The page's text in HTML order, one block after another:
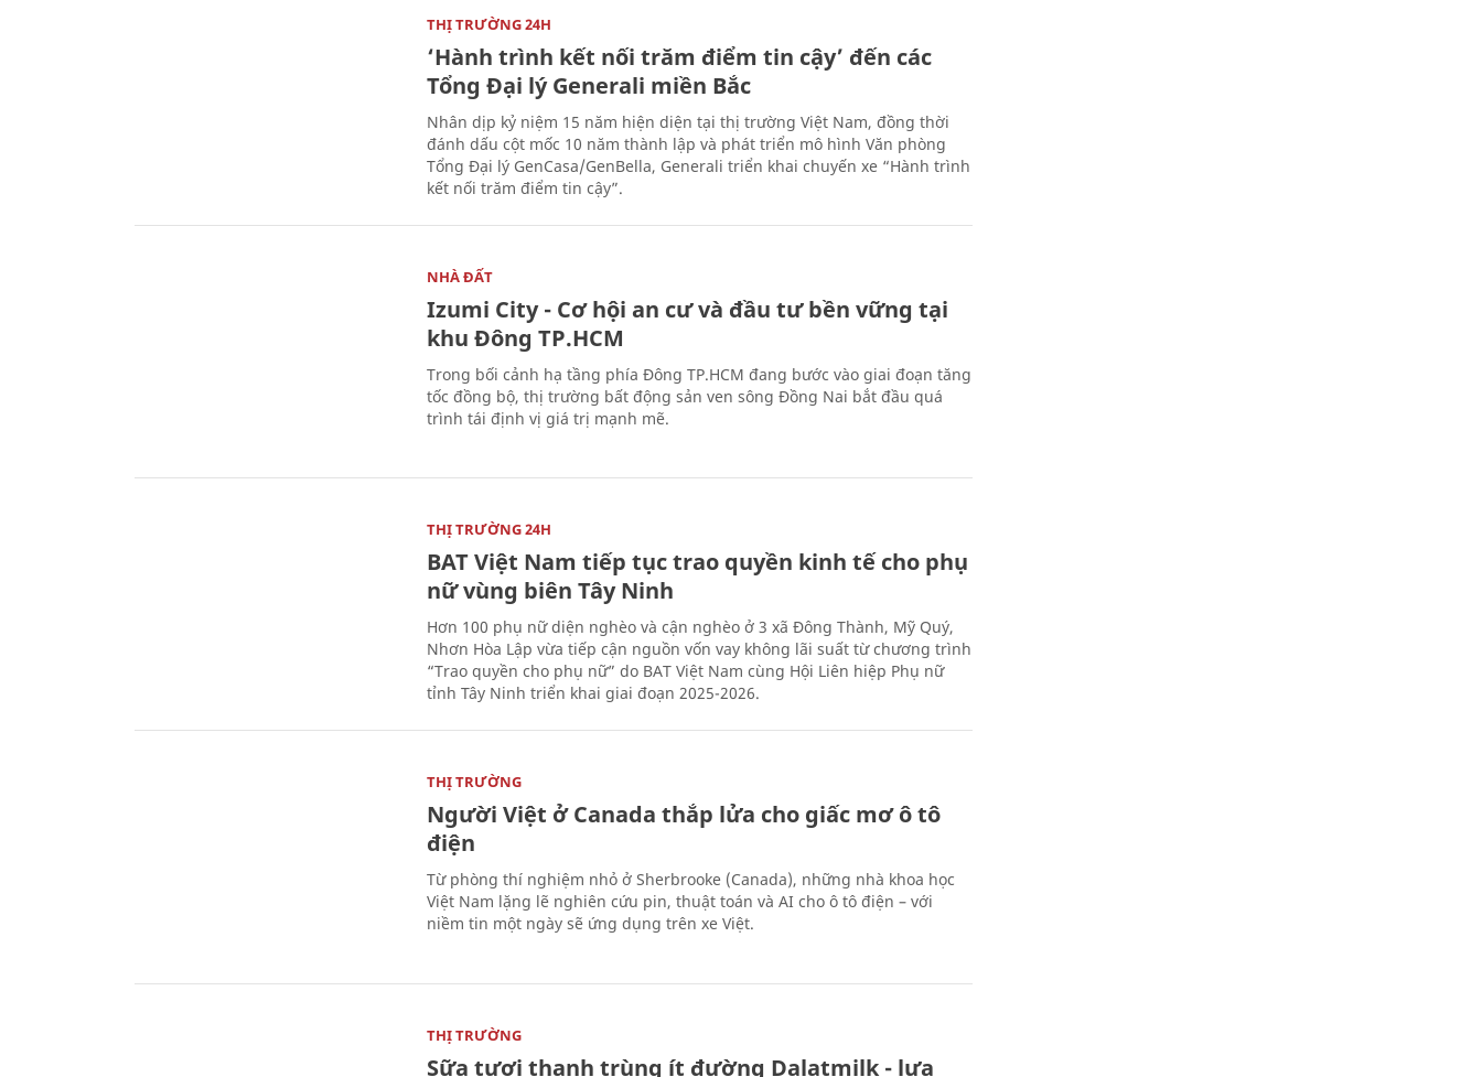
THỊ TRƯỜNG 24H
‘Hành trình kết nối trăm điểm tin cậy’ đến các
Tổng Đại lý Generali miền Bắc
Nhân dịp kỷ niệm 15 năm hiện diện tại thị trường Việt Nam, đồng thời
đánh dấu cột mốc 10 năm thành lập và phát triển mô hình Văn phòng
Tổng Đại lý GenCasa/GenBella, Generali triển khai chuyến xe “Hành trình
kết nối trăm điểm tin cậy”.
NHÀ ĐẤT
Izumi City - Cơ hội an cư và đầu tư bền vững tại
khu Đông TP.HCM
Trong bối cảnh hạ tầng phía Đông TP.HCM đang bước vào giai đoạn tăng
tốc đồng bộ, thị trường bất động sản ven sông Đồng Nai bắt đầu quá
trình tái định vị giá trị mạnh mẽ.
THỊ TRƯỜNG 24H
BAT Việt Nam tiếp tục trao quyền kinh tế cho phụ
nữ vùng biên Tây Ninh
Hơn 100 phụ nữ diện nghèo và cận nghèo ở 3 xã Đông Thành, Mỹ Quý,
Nhơn Hòa Lập vừa tiếp cận nguồn vốn vay không lãi suất từ chương trình
“Trao quyền cho phụ nữ” do BAT Việt Nam cùng Hội Liên hiệp Phụ nữ
tỉnh Tây Ninh triển khai giai đoạn 2025-2026.
THỊ TRƯỜNG
Người Việt ở Canada thắp lửa cho giấc mơ ô tô
điện
Từ phòng thí nghiệm nhỏ ở Sherbrooke (Canada), những nhà khoa học
Việt Nam lặng lẽ nghiên cứu pin, thuật toán và AI cho ô tô điện – với
niềm tin một ngày sẽ ứng dụng trên xe Việt.
THỊ TRƯỜNG
Sữa tươi thanh trùng ít đường Dalatmilk - lựa